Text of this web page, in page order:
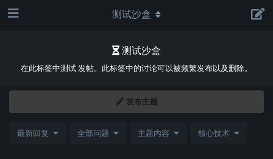
测试沙盒
在此标签中测试 发帖。此标签中的讨论可以被频繁发布以及删除。
测试沙盒
发布主题
最新回复 全部问题 主题内容 核心技术